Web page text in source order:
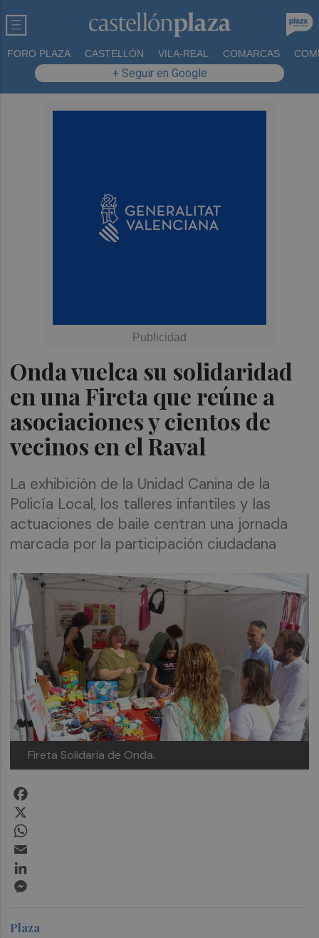
FORO PLAZA CASTELLÓN VILA-REAL COMARCAS
+ Seguir en Google
Onda vuelca su solidaridad
en una Fireta que reúne a
asociaciones y cientos de
vecinos en el Raval
La exhibición de la Unidad Canina de la
Policía Local, los talleres infantiles y las
actuaciones de baile centran una jornada
marcada por la participación ciudadana
Fireta Solidaria de Onda.
Plaza